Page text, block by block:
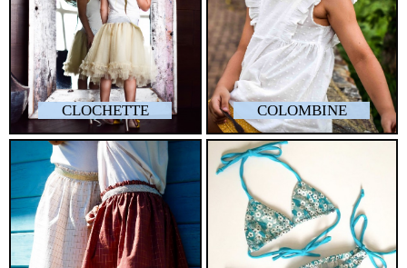
CLOCHETTE COLOMBINE